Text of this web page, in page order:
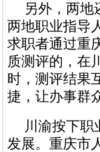
另外，两地
两地职业指导
求职者通过重
质测评的，在
时，测评结果
捷，让办事群
川渝按下职
发展。重庆市